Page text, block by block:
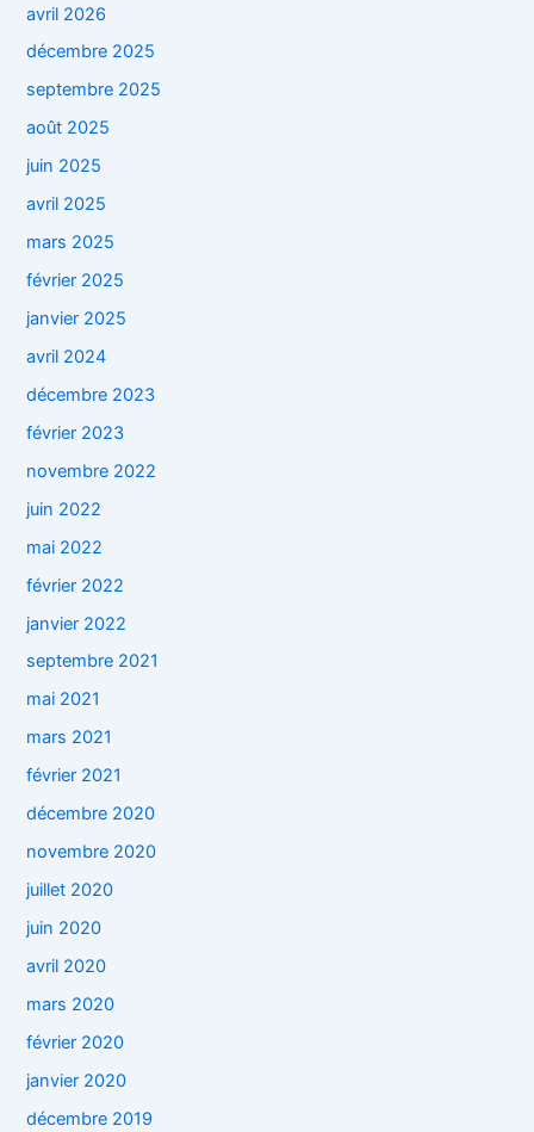
avril 2026
décembre 2025
septembre 2025
août 2025
juin 2025
avril 2025
mars 2025
février 2025
janvier 2025
avril 2024
décembre 2023
février 2023
novembre 2022
juin 2022
mai 2022
février 2022
janvier 2022
septembre 2021
mai 2021
mars 2021
février 2021
décembre 2020
novembre 2020
juillet 2020
juin 2020
avril 2020
mars 2020
février 2020
janvier 2020
décembre 2019